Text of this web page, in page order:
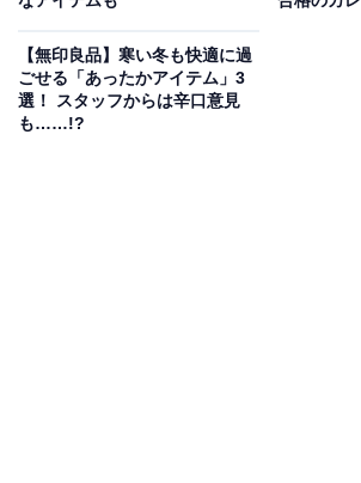
そこから時は流れ、現在の無印良品「
制。当選者限定で手に入れられます。
【無印良品】寒い冬も快適に過
ごせる「あったかアイテム」3
選！ スタッフからは辛口意見
も……!?